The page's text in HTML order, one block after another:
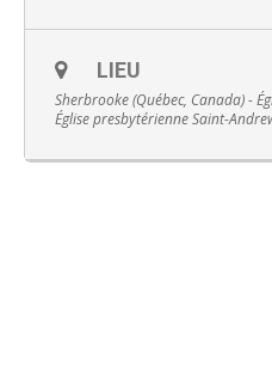
LIEU
Sherbrooke (Québec, Canada) -
Église presbytérienne Saint-